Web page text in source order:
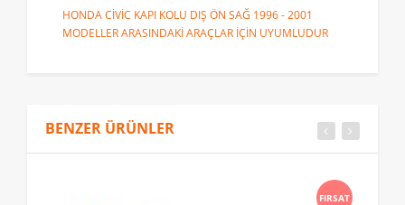
HONDA CİVİC KAPI KOLU DIŞ ÖN SAĞ 1996 - 2001
MODELLER ARASINDAKİ ARAÇLAR İÇİN UYUMLUDUR
BENZER ÜRÜNLER
FIRSAT